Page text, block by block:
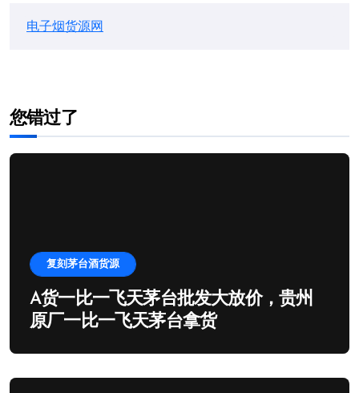
电子烟货源网
您错过了
复刻茅台酒货源
A货一比一飞天茅台批发大放价，贵州
原厂一比一飞天茅台拿货